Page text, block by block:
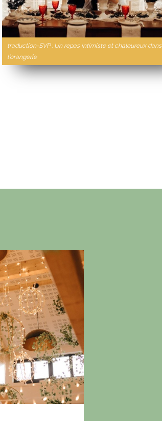
traduction-SVP : Un repas intimiste et chaleureux dans
l'orangerie